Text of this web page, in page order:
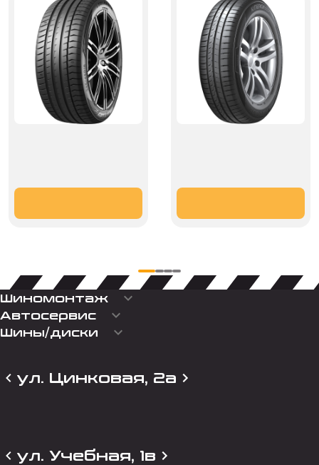
Шиномонтаж keyboard_arrow_down
Автосервис keyboard_arrow_down
Шины/диски keyboard_arrow_down
ул. Цинковая, 2а
ул. Учебная, 1в